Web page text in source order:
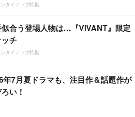
タイアップ特集
合う登場人物は…『VIVANT』限定
チ
タイアップ特集
年7月夏ドラマも、注目作＆話題作が
い！